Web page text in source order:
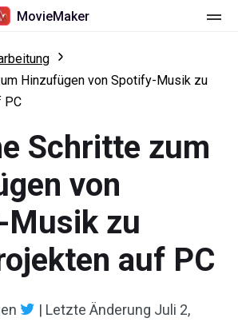
MovieMaker
anpassen/umkehren
Hinzufügen von Spotify-Musik zu
PC
Schritte zum
von
zu
auf PC
| Letzte Änderung Juli 2,